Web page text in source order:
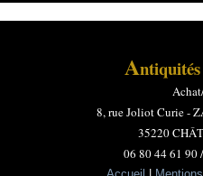
Antiquités
8, rue Joliot Curie -
35220
06 80 44 61 90